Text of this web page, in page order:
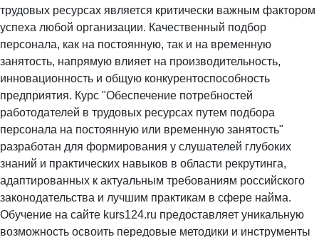
трудовых ресурсах является критически важным фактором
успеха любой организации. Качественный подбор
персонала, как на постоянную, так и на временную
занятость, напрямую влияет на производительность,
инновационность и общую конкурентоспособность
предприятия. Курс "Обеспечение потребностей
работодателей в трудовых ресурсах путем подбора
персонала на постоянную или временную занятость"
разработан для формирования у слушателей глубоких
знаний и практических навыков в области рекрутинга,
адаптированных к актуальным требованиям российского
законодательства и лучшим практикам в сфере найма.
Обучение на сайте kurs124.ru предоставляет уникальную
возможность освоить передовые методики и инструменты